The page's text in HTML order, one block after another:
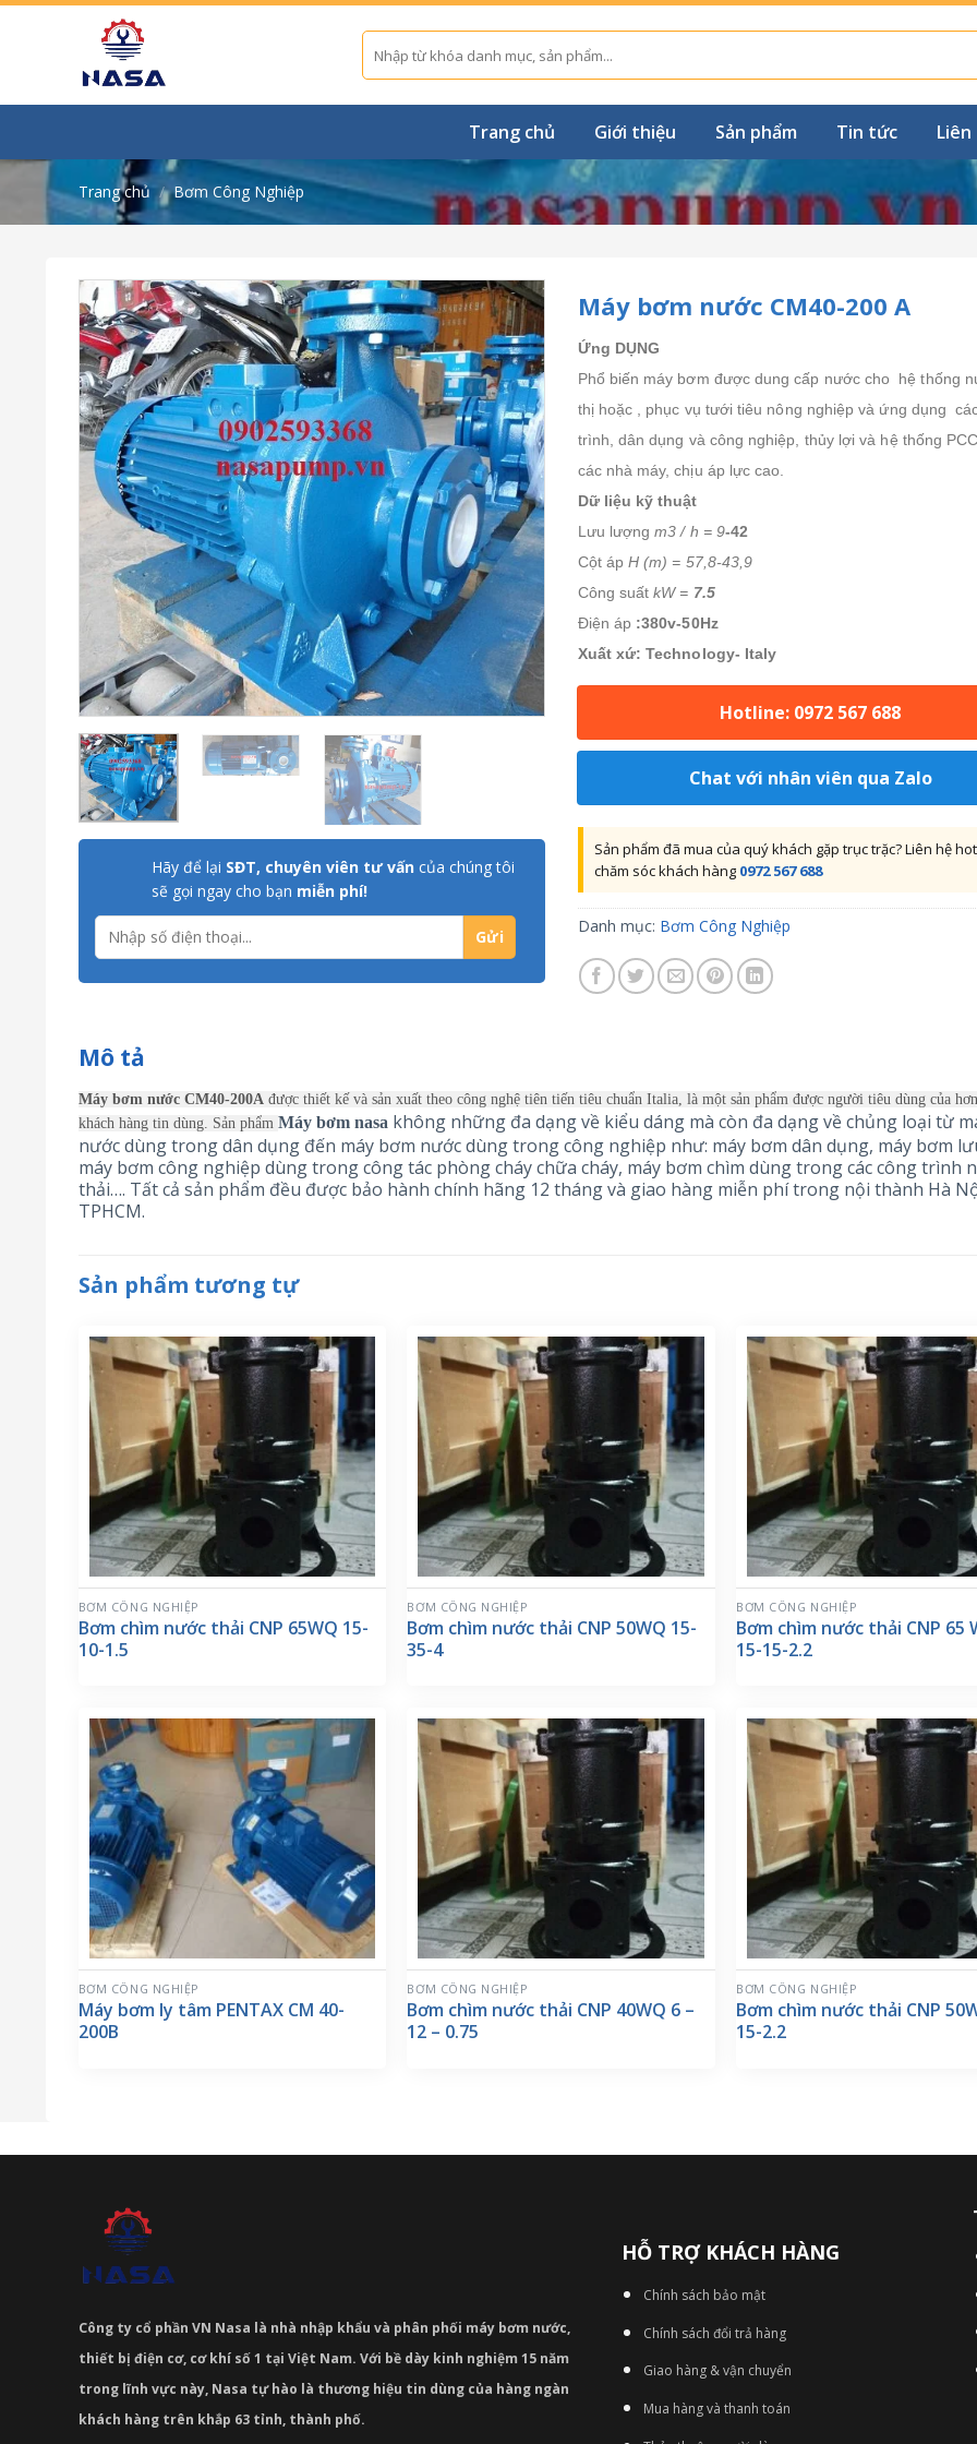
Skip
Tìm
kiếm:
Trang chủ Giới thiệu Sản phẩm Tin tức Liên
Trang chủ / Bơm Công Nghiệp
Hãy để lại SĐT, chuyên viên tư vấn của chúng tôi
sẽ gọi ngay cho bạn miễn phí!
Máy bơm nước CM40-200 A
Ứng DỤNG
Phổ biến máy bơm được dung cấp nước cho hệ thống
thị hoặc , phục vụ tưới tiêu nông nghiệp và ứng dụng
trình, dân dụng và công nghiệp, thủy lợi và hệ thống
các nhà máy, chịu áp lực cao.
Dữ liệu kỹ thuật
Lưu lượngm3 / h = 9-42
Cột áp H (m) = 57,8-43,9
Công suấtkW = 7.5
Điện áp :380v-50Hz
Xuất xứ: Technology- Italy
Hotline: 0972 567 688
Chat với nhân viên qua Zalo
Sản phẩm đã mua của quý khách gặp trục trặc? Liên hệ
chăm sóc khách hàng 0972 567 688
Danh mục: Bơm Công Nghiệp
Mô tả
Máy bơm nước CM40-200A được thiết kế và sản xuất theo công nghệ tiên tiến tiêu chuẩn Italia, là một sản phẩm được người tiêu dùng của
khách hàng tin dùng. Sản phẩm Máy bơm nasa không những đa dạng về kiểu dáng mà còn đa dạng về chủng loại từ
nước dùng trong dân dụng đến máy bơm nước dùng trong công nghiệp như: máy bơm dân dụng, máy bơm
máy bơm công nghiệp dùng trong công tác phòng cháy chữa cháy, máy bơm chìm dùng trong các công trình
thải…. Tất cả sản phẩm đều được bảo hành chính hãng 12 tháng và giao hàng miễn phí trong nội thành Hà
TPHCM.
Sản phẩm tương tự
BƠM CÔNG NGHIỆP
Bơm chìm nước thải CNP 65WQ 15-
10-1.5
BƠM CÔNG NGHIỆP
Bơm chìm nước thải CNP 50WQ 15-
35-4
BƠM CÔNG NGHIỆP
Bơm chìm nước thải CNP 65
15-15-2.2
BƠM CÔNG NGHIỆP
Máy bơm ly tâm PENTAX CM 40-
200B
BƠM CÔNG NGHIỆP
Bơm chìm nước thải CNP 40WQ 6 –
12 – 0.75
BƠM CÔNG NGHIỆP
Bơm chìm nước thải CNP
15-2.2
Công ty cổ phần VN Nasa là nhà nhập khẩu và phân phối máy bơm nước,
thiết bị điện cơ, cơ khí số 1 tại Việt Nam. Với bề dày kinh nghiệm 15 năm
trong lĩnh vực này, Nasa tự hào là thương hiệu tin dùng của hàng ngàn
khách hàng trên khắp 63 tỉnh, thành phố.
HỖ TRỢ KHÁCH HÀNG
Chính sách bảo mật
Chính sách đổi trả hàng
Giao hàng & vận chuyển
Mua hàng và thanh toán